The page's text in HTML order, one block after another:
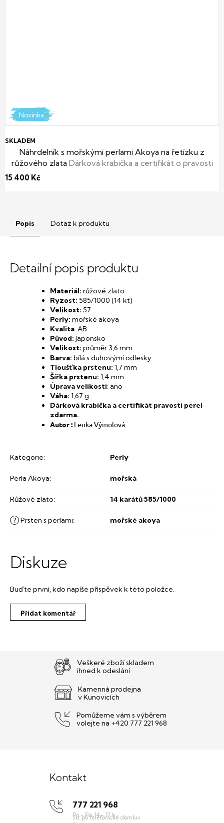
Novinka
Náhrdelník s mořskými perlami Akoya na řetízku z
růžového zlata Dárková krabička a certifikát o pravosti
SKLADEM
15 400 Kč
Popis Dotaz k produktu
Detailní popis produktu
Materiál: růžové zlato
Ryzost: 585/1000 (14 kt)
Velikost: 57
Perly: mořské akoya
Kvalita: AB
Původ: Japonsko
Velikost: průměr 3,6 mm
Barva: bílá s duhovými odlesky
Tloušťka prstenu: 1,7 mm
Šířka prstenu: 1,4 mm
Úprava velikosti: ano
Váha: 1,67 g
Dárková krabička a certifikát pravosti perel
zdarma.
Autor : Lenka Výmolová
Kategorie: Perly
Perla Akoya: mořská
Růžové zlato: 14 karátů 585/1000
? Prsten s perlami: mořské akoya
Diskuze
Buďte první, kdo napíše příspěvek k této položce.
Přidat komentář
Veškeré zboží skladem
ihned k odeslání
Kamenná prodejna
v Kunovicích
Pomůžeme vám s výběrem
volejte na +420 777 221 968
Kontakt
777 221 968